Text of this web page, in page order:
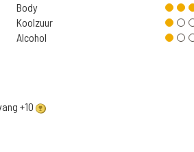
Body
Koolzuur
Alcohol
+10